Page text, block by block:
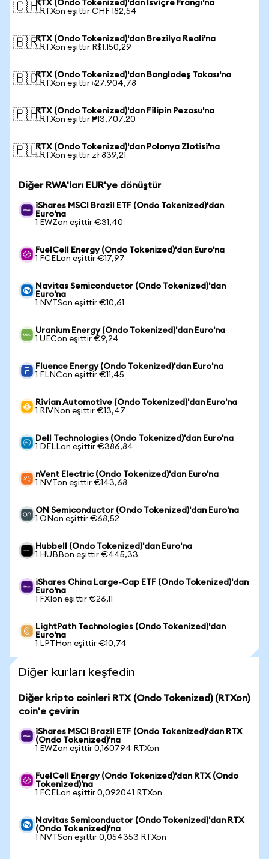
🇨🇭RTX (Ondo Tokenized)'dan İsviçre Frangı'na
1 RTXon eşittir CHF 182,54
🇧🇷RTX (Ondo Tokenized)'dan Brezilya Reali'na
1 RTXon eşittir R$1.150,29
🇧🇩RTX (Ondo Tokenized)'dan Bangladeş Takası'na
1 RTXon eşittir ৳27.904,78
🇵🇭RTX (Ondo Tokenized)'dan Filipin Pezosu'na
1 RTXon eşittir ₱13.707,20
🇵🇱RTX (Ondo Tokenized)'dan Polonya Zlotisi'na
1 RTXon eşittir zł 839,21
Diğer RWA'ları EUR'ye dönüştür
iShares MSCI Brazil ETF (Ondo Tokenized)'dan
Euro'na
1 EWZon eşittir €31,40
FuelCell Energy (Ondo Tokenized)'dan Euro'na
1 FCELon eşittir €17,97
Navitas Semiconductor (Ondo Tokenized)'dan
Euro'na
1 NVTSon eşittir €10,61
Uranium Energy (Ondo Tokenized)'dan Euro'na
1 UECon eşittir €9,24
Fluence Energy (Ondo Tokenized)'dan Euro'na
1 FLNCon eşittir €11,45
Rivian Automotive (Ondo Tokenized)'dan Euro'na
1 RIVNon eşittir €13,47
Dell Technologies (Ondo Tokenized)'dan Euro'na
1 DELLon eşittir €386,84
nVent Electric (Ondo Tokenized)'dan Euro'na
1 NVTon eşittir €143,68
ON Semiconductor (Ondo Tokenized)'dan Euro'na
1 ONon eşittir €68,52
Hubbell (Ondo Tokenized)'dan Euro'na
1 HUBBon eşittir €445,33
iShares China Large-Cap ETF (Ondo Tokenized)'dan
Euro'na
1 FXIon eşittir €26,11
LightPath Technologies (Ondo Tokenized)'dan
Euro'na
1 LPTHon eşittir €10,74
Diğer kurları keşfedin
Diğer kripto coinleri RTX (Ondo Tokenized) (RTXon)
coin'e çevirin
iShares MSCI Brazil ETF (Ondo Tokenized)'dan RTX
(Ondo Tokenized)'na
1 EWZon eşittir 0,160794 RTXon
FuelCell Energy (Ondo Tokenized)'dan RTX (Ondo
Tokenized)'na
1 FCELon eşittir 0,092041 RTXon
Navitas Semiconductor (Ondo Tokenized)'dan RTX
(Ondo Tokenized)'na
1 NVTSon eşittir 0,054353 RTXon